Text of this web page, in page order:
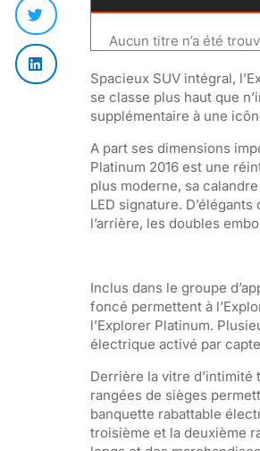
Aucun titre n’a été
Spacieux SUV intégral,
se classe plus haut que
supplémentaire à une
A part ses dimensions
Platinum 2016 est une
plus moderne, sa
LED signature.
l’arrière, les doubles
Inclus dans le groupe
foncé permettent à
l’Explorer Platinum.
électrique activé par
Derrière la vitre
rangées de sièges
banquette rabattable
troisième et la deuxième